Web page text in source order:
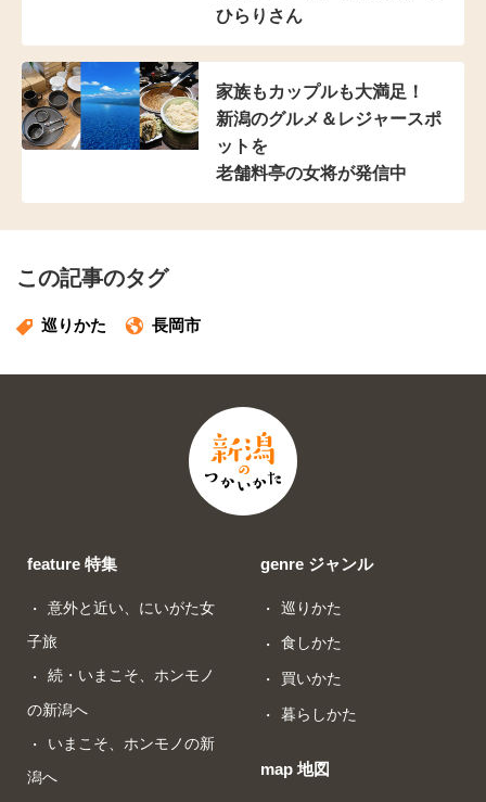
ひらりさん
家族もカップルも大満足！
新潟のグルメ＆レジャースポ
ットを
老舗料亭の女将が発信中
この記事のタグ
巡りかた 長岡市
feature 特集
意外と近い、にいがた女
子旅
続・いまこそ、ホンモノ
の新潟へ
いまこそ、ホンモノの新
潟へ
genre ジャンル
巡りかた
食しかた
買いかた
暮らしかた
map 地図